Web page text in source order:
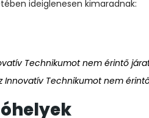
ideiglenesen kimaradnak:
Technikumot nem érintő
Innovatív Technikumot nem